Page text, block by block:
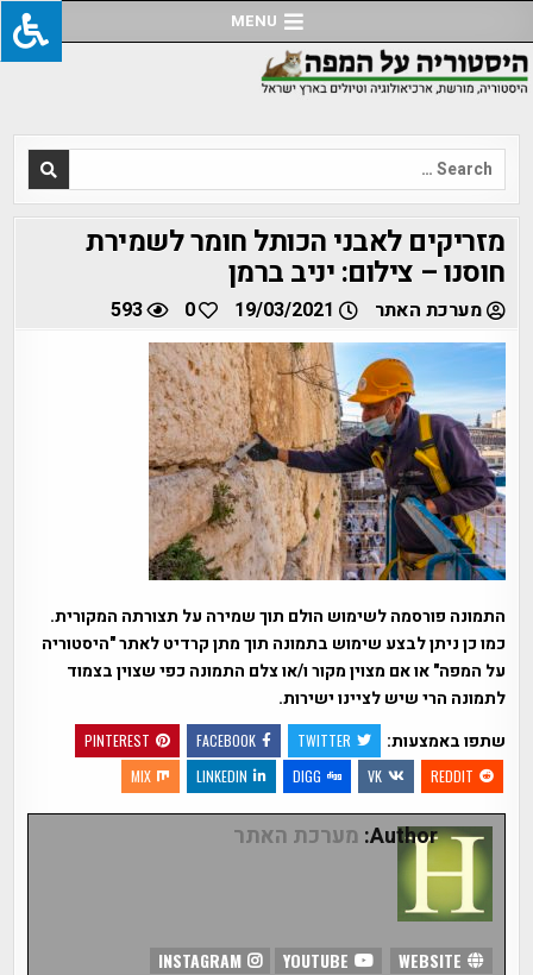
to
content
MENU
Search
for:
מזריקים לאבני הכותל חומר לשמירת
חוסנו – צילום: יניב ברמן
מערכת האתר 0
593
התמונה פורסמה לשימוש הולם תוך שמירה על תצורתה המקורית.
כמו כן ניתן לבצע שימוש בתמונה תוך מתן קרדיט לאתר "היסטוריה
על המפה" או אם מצוין מקור ו/או צלם התמונה כפי שצוין בצמוד
לתמונה הרי שיש לציינו ישירות.
שתפו באמצעות:
TWITTER
FACEBOOK
PINTEREST
REDDIT
VK
DIGG
LINKEDIN
MIX
Author: מערכת האתר
INSTAGRAM